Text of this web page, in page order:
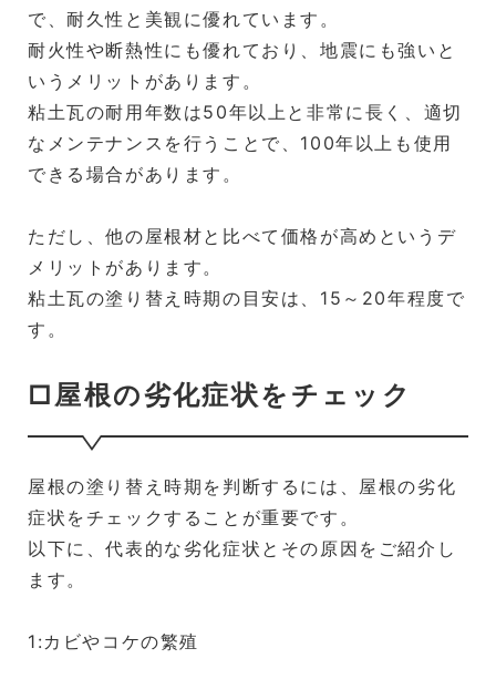
で、耐久性と美観に優れています。
耐火性や断熱性にも優れており、地震にも強いと
いうメリットがあります。
粘土瓦の耐用年数は50年以上と非常に長く、適切
なメンテナンスを行うことで、100年以上も使用
できる場合があります。
ただし、他の屋根材と比べて価格が高めというデ
メリットがあります。
粘土瓦の塗り替え時期の目安は、15～20年程度で
す。
□屋根の劣化症状をチェック
屋根の塗り替え時期を判断するには、屋根の劣化
症状をチェックすることが重要です。
以下に、代表的な劣化症状とその原因をご紹介し
ます。
1:カビやコケの繁殖